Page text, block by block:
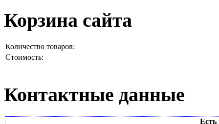
Корзина сайта
Количество товаров:
Стоимость:
Контактные данные
Есть